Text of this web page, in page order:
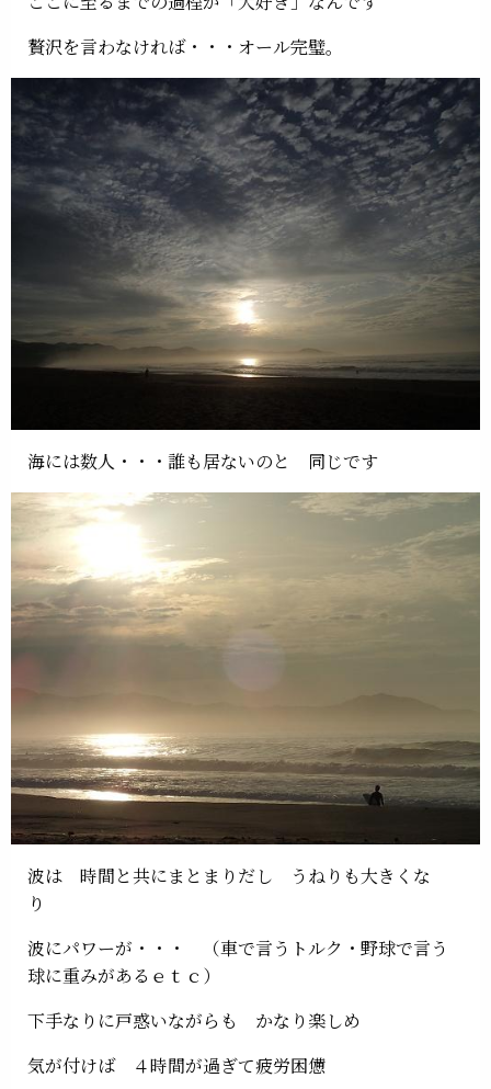
贅沢を言わなければ・・・オール完璧。
海には数人・・・誰も居ないのと 同じです
波は 時間と共にまとまりだし うねりも大きくな
り
波にパワーが・・・ （車で言うトルク・野球で言う
球に重みがあるｅｔｃ）
下手なりに戸惑いながらも かなり楽しめ
気が付けば ４時間が過ぎて疲労困憊